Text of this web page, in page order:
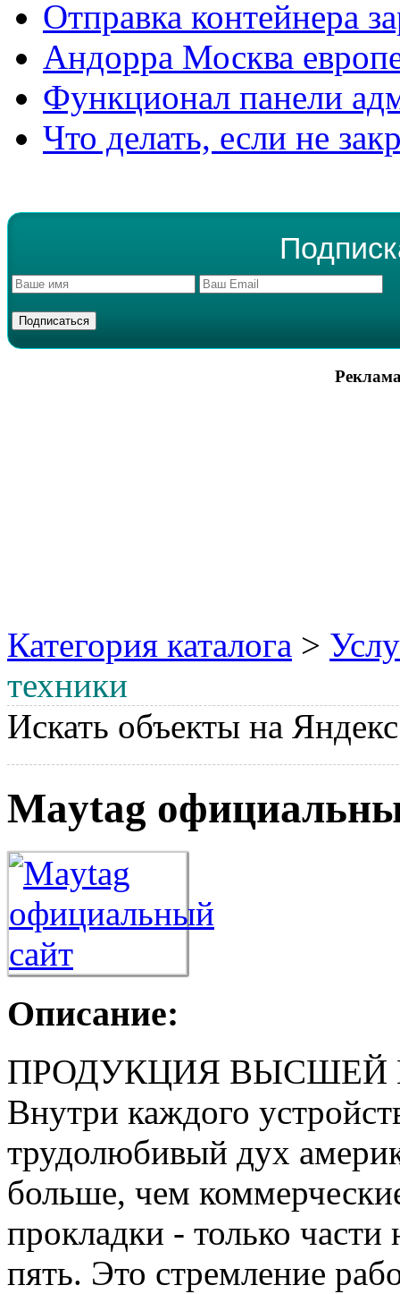
Отправка контейнера
Андорра Москва
Функционал панели
Что делать, если не
Категория каталога >
техники
Искать объекты на
Maytag
Описание:
ПРОДУКЦИЯ ВЫСШЕЙ
Внутри каждого
трудолюбивый дух
больше, чем
прокладки - только части
пять. Это стремление